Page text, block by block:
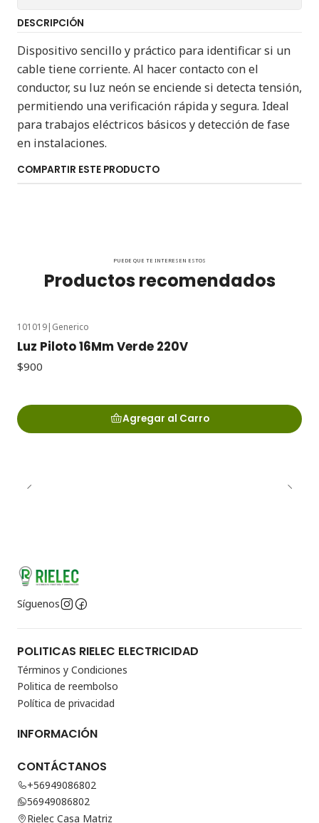
DESCRIPCIÓN
Dispositivo sencillo y práctico para identificar si un
cable tiene corriente. Al hacer contacto con el
conductor, su luz neón se enciende si detecta tensión,
permitiendo una verificación rápida y segura. Ideal
para trabajos eléctricos básicos y detección de fase
en instalaciones.
COMPARTIR ESTE PRODUCTO
PUEDE QUE TE INTERESEN ESTOS
Productos recomendados
101019| Generico
Luz Piloto 16Mm Verde 220V
$900
Agregar al Carro
Síguenos
POLITICAS RIELEC ELECTRICIDAD
Términos y Condiciones
Politica de reembolso
Política de privacidad
INFORMACIÓN
CONTÁCTANOS
+56949086802
56949086802
Rielec Casa Matriz